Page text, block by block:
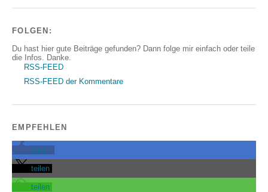
FOLGEN:
Du hast hier gute Beiträge gefunden? Dann folge mir einfach oder teile
die Infos. Danke.
RSS-FEED
RSS-FEED der Kommentare
EMPFEHLEN
teilen
teilen
teilen